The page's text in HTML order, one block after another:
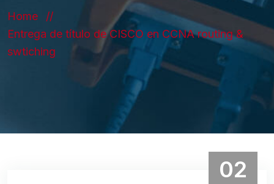
Home
Entrega de título de CISCO en CCNA routing &
swtiching
02